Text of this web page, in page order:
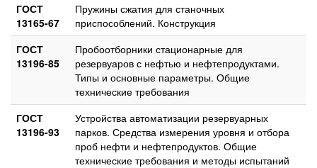
ГОСТ
13165-67
Пружины сжатия для станочных
приспособлений. Конструкция
ГОСТ
13196-85
Пробоотборники стационарные для
резервуаров с нефтью и нефтепродуктами.
Типы и основные параметры. Общие
технические требования
ГОСТ
13196-93
Устройства автоматизации резервуарных
парков. Средства измерения уровня и отбора
проб нефти и нефтепродуктов. Общие
технические требования и методы испытаний